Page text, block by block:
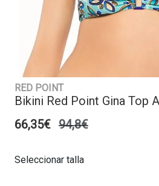
RED POINT
Bikini Red Point Gina Top
66,35€ 94,8€
Seleccionar talla